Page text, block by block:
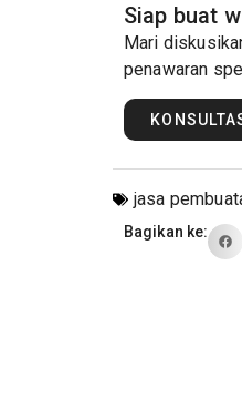
Siap buat
Mari
penawaran
jasa
Bagikan ke: